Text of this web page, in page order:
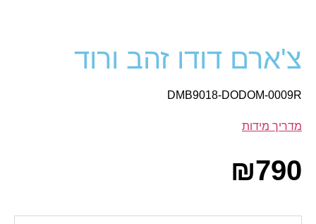
צ'ארם דודו זהב ורוד
DMB9018-DODOM-0009R
מדריך מידות
₪790